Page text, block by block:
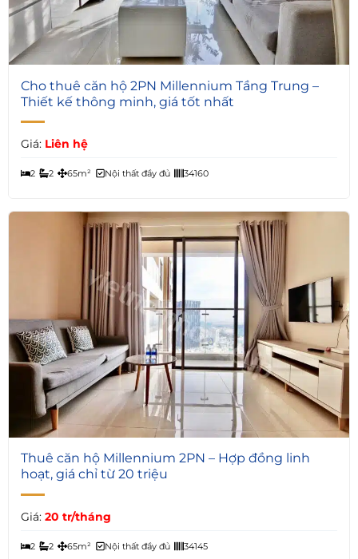
6
Cho thuê căn hộ 2PN Millennium Tầng Trung –
Thiết kế thông minh, giá tốt nhất
Giá: Liên hệ
2 2 65m² Nội thất đầy đủ 34160
7
Thuê căn hộ Millennium 2PN – Hợp đồng linh
hoạt, giá chỉ từ 20 triệu
Giá: 20 tr/tháng
2 2 65m² Nội thất đầy đủ 34145